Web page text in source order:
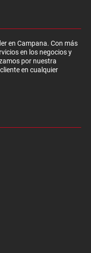
en Campana. Con más
en los negocios y
por nuestra
en cualquier